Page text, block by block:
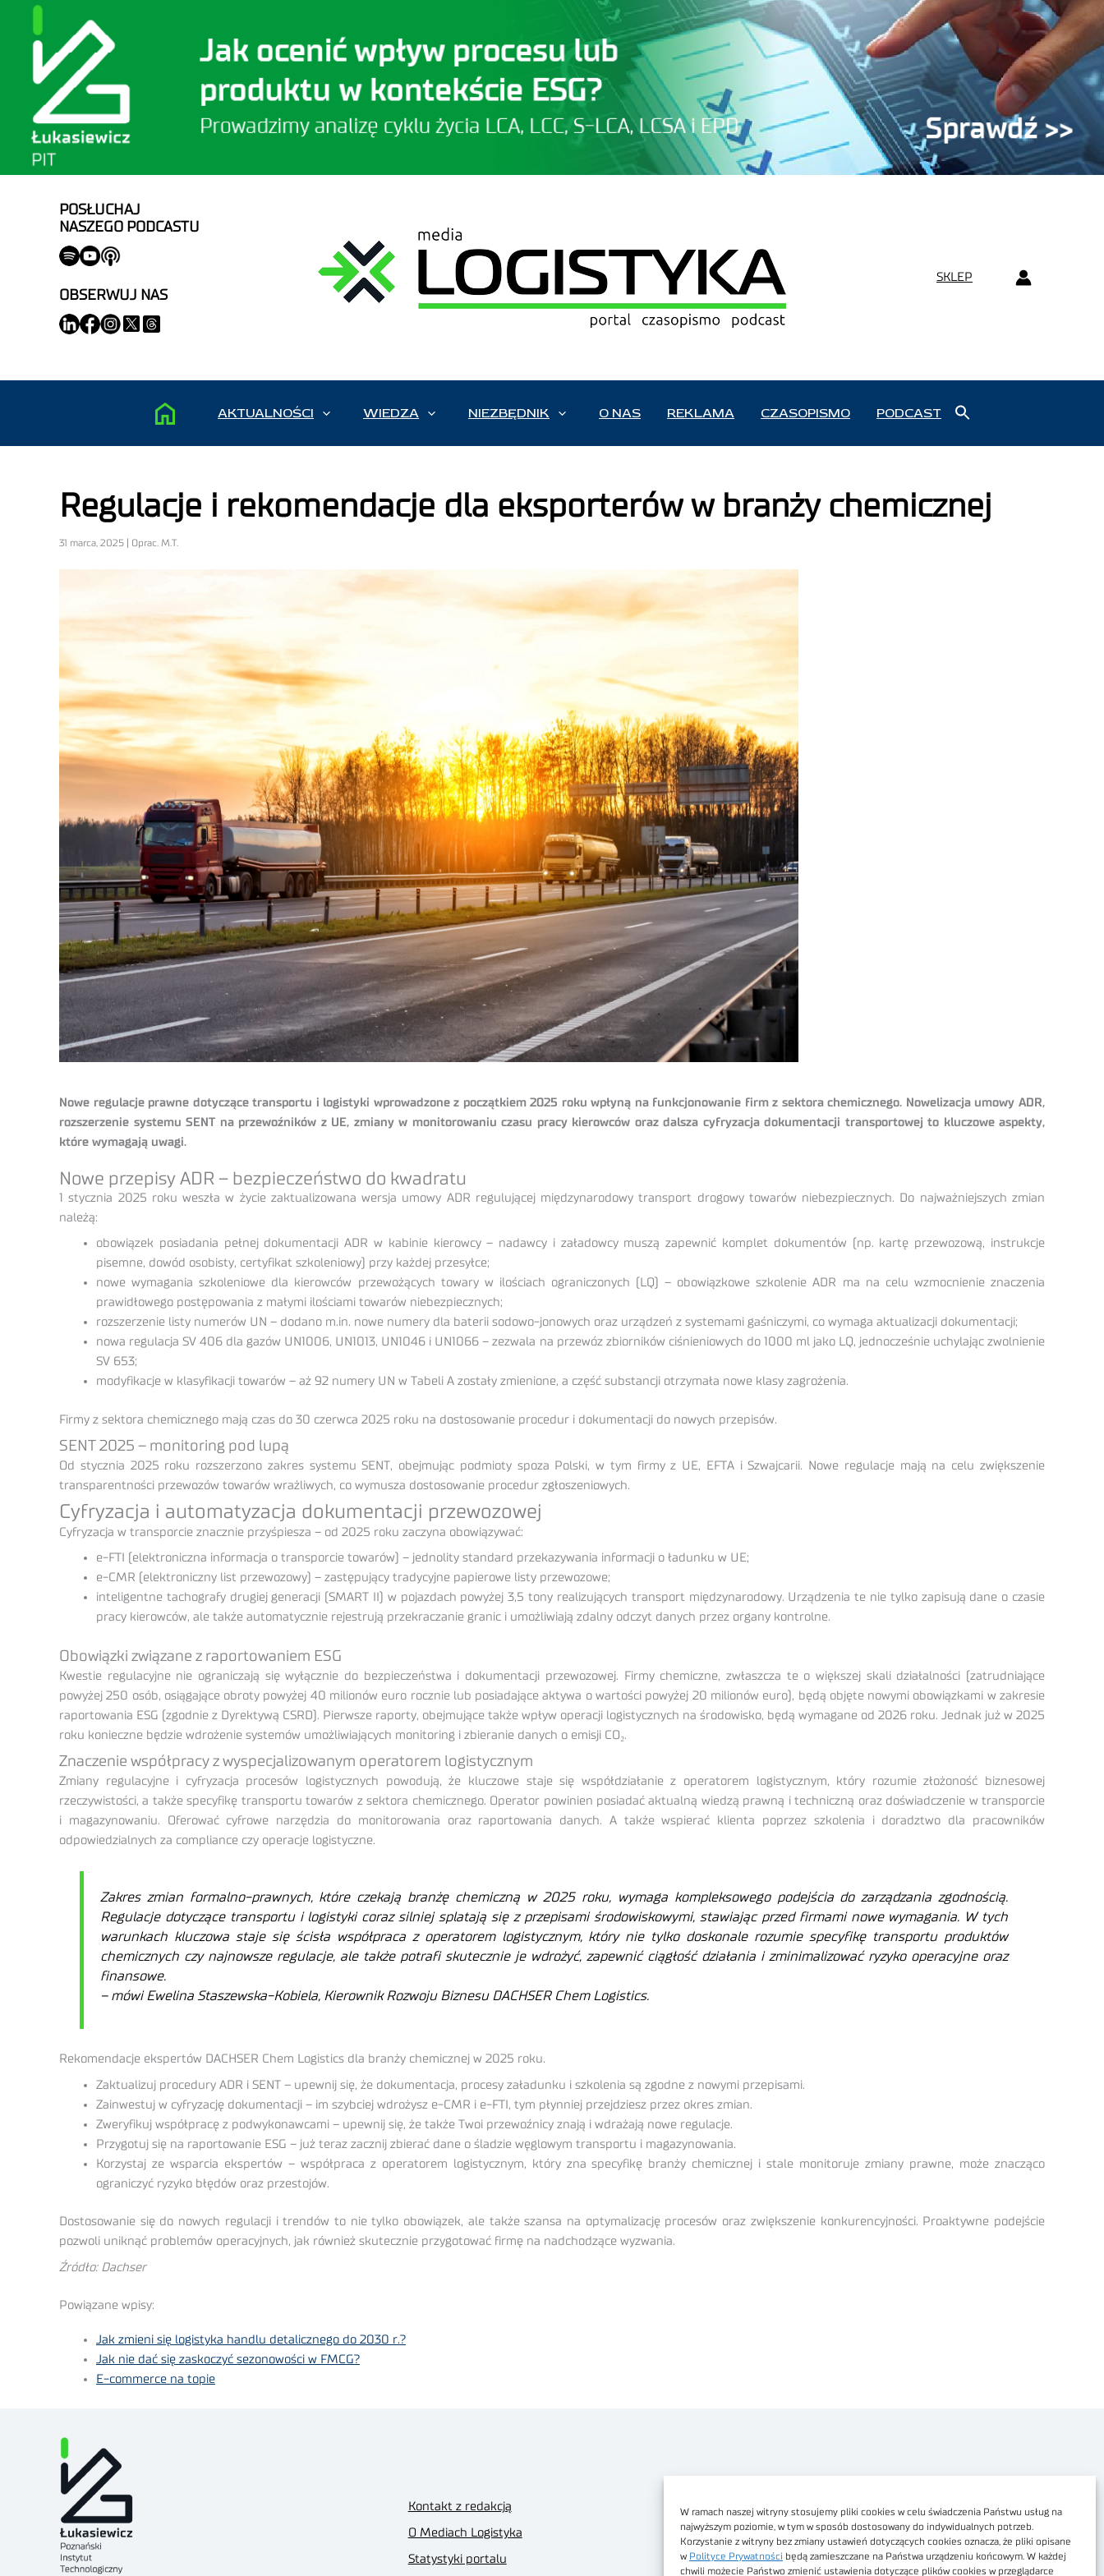
W ramach naszej witryny stosujemy pliki cookies w celu świadczenia Państwu usług na
najwyższym poziomie, w tym w sposób dostosowany do indywidualnych potrzeb.
Korzystanie z witryny bez zmiany ustawień dotyczących cookies oznacza, że pliki opisane
w Polityce Prywatności będą zamieszczane na Państwa urządzeniu końcowym. W każdej
chwili możecie Państwo zmienić ustawienia dotyczące plików cookies w przeglądarce
POSŁUCHAJ
NASZEGO PODCASTU
OBSERWUJ NAS
SKLEP
AKTUALNOŚCI WIEDZA NIEZBĘDNIK O NAS REKLAMA CZASOPISMO PODCAST
Regulacje i rekomendacje dla eksporterów w branży chemicznej
31 marca, 2025 | Oprac. M.T.
Nowe regulacje prawne dotyczące transportu i logistyki wprowadzone z początkiem 2025 roku wpłyną na funkcjonowanie firm z sektora chemicznego. Nowelizacja umowy ADR,
rozszerzenie systemu SENT na przewoźników z UE, zmiany w monitorowaniu czasu pracy kierowców oraz dalsza cyfryzacja dokumentacji transportowej to kluczowe aspekty,
które wymagają uwagi.
Nowe przepisy ADR – bezpieczeństwo do kwadratu
1 stycznia 2025 roku weszła w życie zaktualizowana wersja umowy ADR regulującej międzynarodowy transport drogowy towarów niebezpiecznych. Do najważniejszych zmian
należą:
obowiązek posiadania pełnej dokumentacji ADR w kabinie kierowcy – nadawcy i załadowcy muszą zapewnić komplet dokumentów (np. kartę przewozową, instrukcje
pisemne, dowód osobisty, certyfikat szkoleniowy) przy każdej przesyłce;
nowe wymagania szkoleniowe dla kierowców przewożących towary w ilościach ograniczonych (LQ) – obowiązkowe szkolenie ADR ma na celu wzmocnienie znaczenia
prawidłowego postępowania z małymi ilościami towarów niebezpiecznych;
rozszerzenie listy numerów UN – dodano m.in. nowe numery dla baterii sodowo-jonowych oraz urządzeń z systemami gaśniczymi, co wymaga aktualizacji dokumentacji;
nowa regulacja SV 406 dla gazów UN1006, UN1013, UN1046 i UN1066 – zezwala na przewóz zbiorników ciśnieniowych do 1000 ml jako LQ, jednocześnie uchylając zwolnienie
SV 653;
modyfikacje w klasyfikacji towarów – aż 92 numery UN w Tabeli A zostały zmienione, a część substancji otrzymała nowe klasy zagrożenia.
Firmy z sektora chemicznego mają czas do 30 czerwca 2025 roku na dostosowanie procedur i dokumentacji do nowych przepisów.
SENT 2025 – monitoring pod lupą
Od stycznia 2025 roku rozszerzono zakres systemu SENT, obejmując podmioty spoza Polski, w tym firmy z UE, EFTA i Szwajcarii. Nowe regulacje mają na celu zwiększenie
transparentności przewozów towarów wrażliwych, co wymusza dostosowanie procedur zgłoszeniowych.
Cyfryzacja i automatyzacja dokumentacji przewozowej
Cyfryzacja w transporcie znacznie przyśpiesza – od 2025 roku zaczyna obowiązywać:
e-FTI (elektroniczna informacja o transporcie towarów) – jednolity standard przekazywania informacji o ładunku w UE;
e-CMR (elektroniczny list przewozowy) – zastępujący tradycyjne papierowe listy przewozowe;
inteligentne tachografy drugiej generacji (SMART II) w pojazdach powyżej 3,5 tony realizujących transport międzynarodowy. Urządzenia te nie tylko zapisują dane o czasie
pracy kierowców, ale także automatycznie rejestrują przekraczanie granic i umożliwiają zdalny odczyt danych przez organy kontrolne.
Obowiązki związane z raportowaniem ESG
Kwestie regulacyjne nie ograniczają się wyłącznie do bezpieczeństwa i dokumentacji przewozowej. Firmy chemiczne, zwłaszcza te o większej skali działalności (zatrudniające
powyżej 250 osób, osiągające obroty powyżej 40 milionów euro rocznie lub posiadające aktywa o wartości powyżej 20 milionów euro), będą objęte nowymi obowiązkami w zakresie
raportowania ESG (zgodnie z Dyrektywą CSRD). Pierwsze raporty, obejmujące także wpływ operacji logistycznych na środowisko, będą wymagane od 2026 roku. Jednak już w 2025
roku konieczne będzie wdrożenie systemów umożliwiających monitoring i zbieranie danych o emisji CO₂.
Znaczenie współpracy z wyspecjalizowanym operatorem logistycznym
Zmiany regulacyjne i cyfryzacja procesów logistycznych powodują, że kluczowe staje się współdziałanie z operatorem logistycznym, który rozumie złożoność biznesowej
rzeczywistości, a także specyfikę transportu towarów z sektora chemicznego. Operator powinien posiadać aktualną wiedzą prawną i techniczną oraz doświadczenie w transporcie
i magazynowaniu. Oferować cyfrowe narzędzia do monitorowania oraz raportowania danych. A także wspierać klienta poprzez szkolenia i doradztwo dla pracowników
odpowiedzialnych za compliance czy operacje logistyczne.
Zakres zmian formalno-prawnych, które czekają branżę chemiczną w 2025 roku, wymaga kompleksowego podejścia do zarządzania zgodnością.
Regulacje dotyczące transportu i logistyki coraz silniej splatają się z przepisami środowiskowymi, stawiając przed firmami nowe wymagania. W tych
warunkach kluczowa staje się ścisła współpraca z operatorem logistycznym, który nie tylko doskonale rozumie specyfikę transportu produktów
chemicznych czy najnowsze regulacje, ale także potrafi skutecznie je wdrożyć, zapewnić ciągłość działania i zminimalizować ryzyko operacyjne oraz
finansowe.
– mówi Ewelina Staszewska-Kobiela, Kierownik Rozwoju Biznesu DACHSER Chem Logistics.
Rekomendacje ekspertów DACHSER Chem Logistics dla branży chemicznej w 2025 roku.
Zaktualizuj procedury ADR i SENT – upewnij się, że dokumentacja, procesy załadunku i szkolenia są zgodne z nowymi przepisami.
Zainwestuj w cyfryzację dokumentacji – im szybciej wdrożysz e-CMR i e-FTI, tym płynniej przejdziesz przez okres zmian.
Zweryfikuj współpracę z podwykonawcami – upewnij się, że także Twoi przewoźnicy znają i wdrażają nowe regulacje.
Przygotuj się na raportowanie ESG – już teraz zacznij zbierać dane o śladzie węglowym transportu i magazynowania.
Korzystaj ze wsparcia ekspertów – współpraca z operatorem logistycznym, który zna specyfikę branży chemicznej i stale monitoruje zmiany prawne, może znacząco
ograniczyć ryzyko błędów oraz przestojów.
Dostosowanie się do nowych regulacji i trendów to nie tylko obowiązek, ale także szansa na optymalizację procesów oraz zwiększenie konkurencyjności. Proaktywne podejście
pozwoli uniknąć problemów operacyjnych, jak również skutecznie przygotować firmę na nadchodzące wyzwania.
Źródło: Dachser
Powiązane wpisy:
Jak zmieni się logistyka handlu detalicznego do 2030 r.?
Jak nie dać się zaskoczyć sezonowości w FMCG?
E-commerce na topie
Kontakt z redakcją
O Mediach Logistyka
Statystyki portalu
Dostępność cyfrowa
Regulamin Portalu
Regulamin sklepu